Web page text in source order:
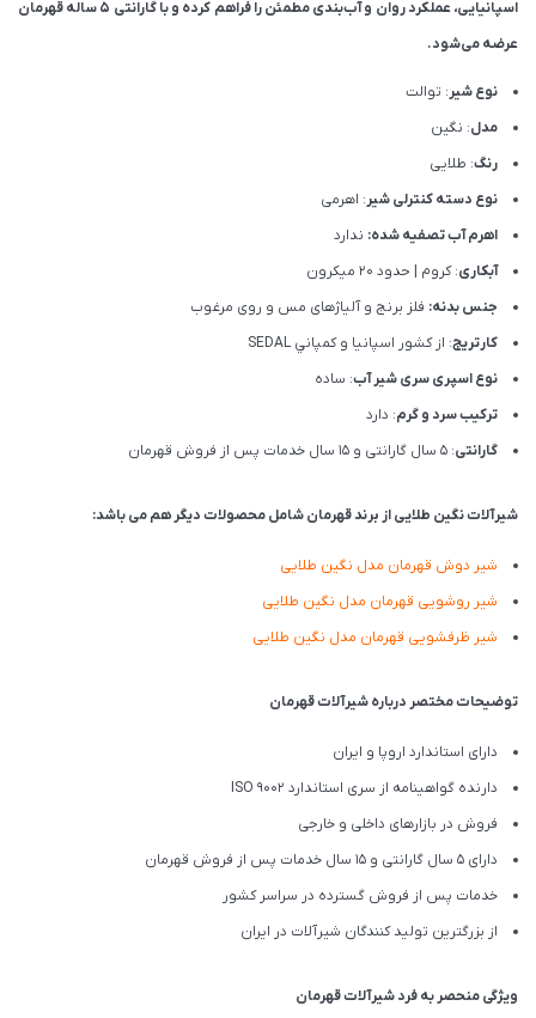
اسپانیایی، عملکرد روان و آب‌بندی مطمئن را فراهم کرده و با گارانتی ۵ ساله قهرمان
عرضه می‌شود.
نوع شیر: توالت
مدل: نگین
رنگ: طلایی
نوع دسته کنترلی شیر: اهرمی
اهرم آب تصفیه شده: ندارد
آبکاری: کروم | حدود 20 میکرون
جنس بدنه: فلز برنج و آلیاژهای مس و روی مرغوب
کارتریج: از كشور اسپانيا و كمپاني SEDAL
نوع اسپری سری شیر آب: ساده
ترکیب سرد و گرم: دارد
گارانتی: 5 سال گارانتی و 15 سال خدمات پس از فروش قهرمان
شیرآلات نگین طلایی از برند قهرمان شامل محصولات دیگر هم می باشد:
شیر دوش قهرمان مدل نگین طلایی
شیر روشویی قهرمان مدل نگین طلایی
شیر ظرفشویی قهرمان مدل نگین طلایی
توضیحات مختصر درباره شیرآلات قهرمان
دارای استاندارد اروپا و ایران
دارنده گواهینامه از سری استاندارد ISO 9002
فروش در بازارهای داخلی و خارجی
دارای 5 سال گارانتی و 15 سال خدمات پس از فروش قهرمان
خدمات پس از فروش گسترده در سراسر کشور
از بزرگترین تولید کنندگان شیرآلات در ایران
ویژگی منحصر به فرد شیرآلات قهرمان